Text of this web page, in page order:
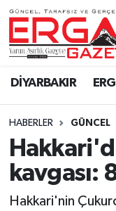
DİYARBAKIR
HABERLER GÜNCEL
kavgası:
Hakkari'nin
DİYARBAKIR
BİSMİL
BAĞLAR
ERGANİ
Güncel
Resmi İlanlar
Ergani
Ergani Hava
Ergani Trafik
Süper Lig
Tüm